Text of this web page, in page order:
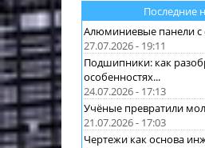
Последние
Алюминиевые панели с
27.07.2026 - 19:11
Подшипники: как
особенностях...
24.07.2026 - 17:13
Учёные превратили
21.07.2026 - 17:03
Чертежи как основа